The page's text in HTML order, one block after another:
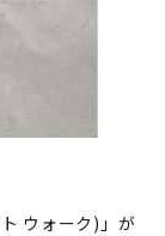
ウォーク)」が